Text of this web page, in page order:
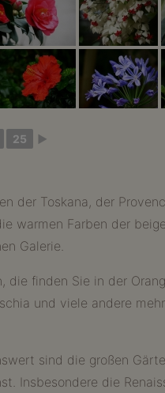
25 ►
Toskana, der
warmen Farben der
Galerie.
finden Sie in der
und viele andere
sind die großen
Insbesondere die